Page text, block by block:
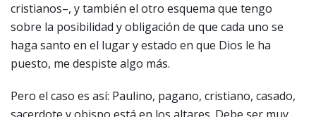
cristianos–, y también el otro esquema que tengo
sobre la posibilidad y obligación de que cada uno se
haga santo en el lugar y estado en que Dios le ha
puesto, me despiste algo más.
Pero el caso es así: Paulino, pagano, cristiano, casado,